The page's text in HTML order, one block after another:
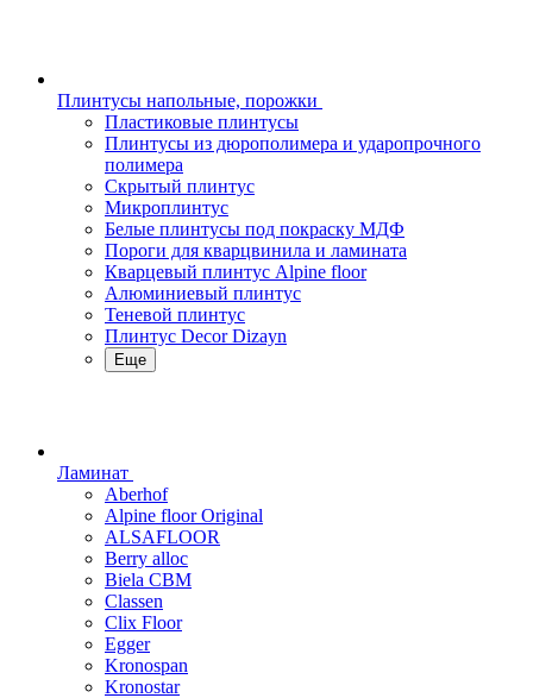
Плинтусы напольные, порожки
Пластиковые плинтусы
Плинтусы из дюрополимера и ударопрочного
полимера
Скрытый плинтус
Микроплинтус
Белые плинтусы под покраску МДФ
Пороги для кварцвинила и ламината
Кварцевый плинтус Alpine floor
Алюминиевый плинтус
Теневой плинтус
Плинтус Decor Dizayn
Еще
Ламинат
Aberhof
Alpine floor Original
ALSAFLOOR
Berry alloc
Biela CBM
Classen
Clix Floor
Egger
Kronospan
Kronostar